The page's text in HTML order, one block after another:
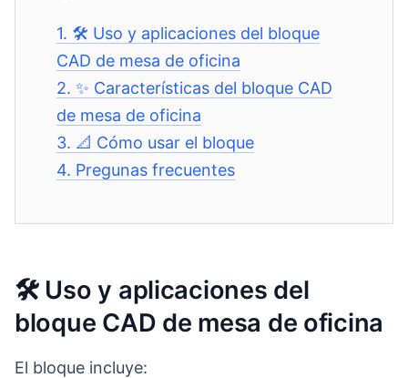
1. 🛠️ Uso y aplicaciones del bloque
CAD de mesa de oficina
2.✨ Características del bloque CAD
de mesa de oficina
3. 📐 Cómo usar el bloque
4. Pregunas frecuentes
🛠️ Uso y aplicaciones del
bloque CAD de mesa de oficina
El bloque incluye: